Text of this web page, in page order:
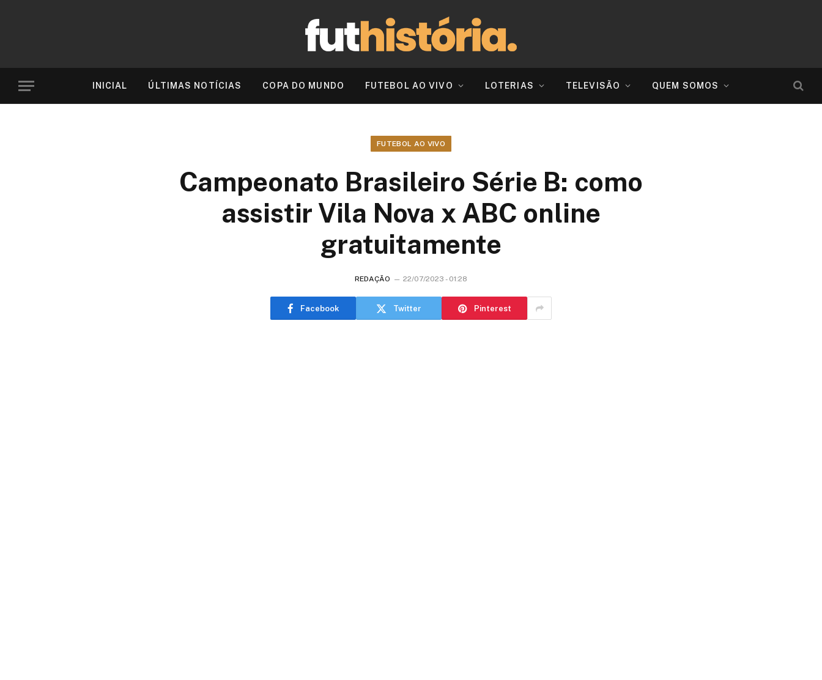
INICIAL ÚLTIMAS NOTÍCIAS COPA DO MUNDO FUTEBOL AO VIVO LOTERIAS TELEVISÃO QUEM SOMOS
FUTEBOL AO VIVO
Campeonato Brasileiro Série B: como
assistir Vila Nova x ABC online
gratuitamente
REDAÇÃO 22/07/2023 - 01:28
Facebook Twitter Pinterest